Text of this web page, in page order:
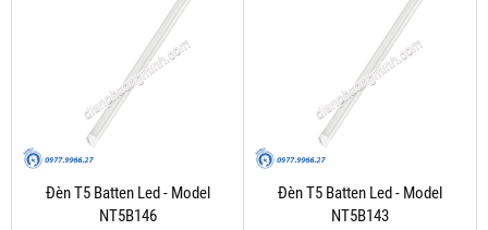
Đèn T5 Batten Led - Model
NT5B146
Đèn T5 Batten Led - Model
NT5B143